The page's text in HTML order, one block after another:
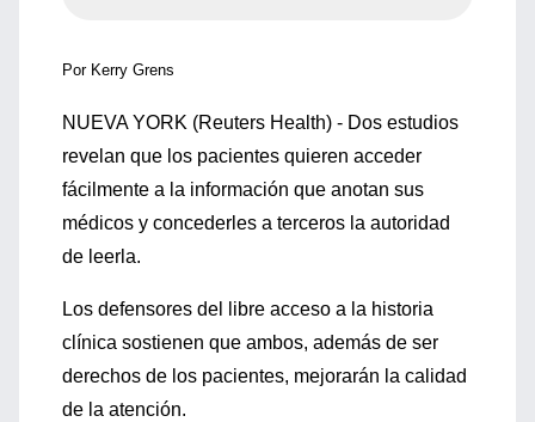
Por Kerry Grens
NUEVA YORK (Reuters Health) - Dos estudios
revelan que los pacientes quieren acceder
fácilmente a la información que anotan sus
médicos y concederles a terceros la autoridad
de leerla.
Los defensores del libre acceso a la historia
clínica sostienen que ambos, además de ser
derechos de los pacientes, mejorarán la calidad
de la atención.